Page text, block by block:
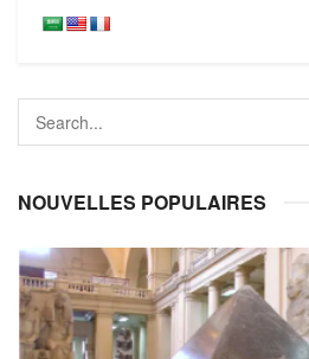
NOUVELLES POPULAIRES